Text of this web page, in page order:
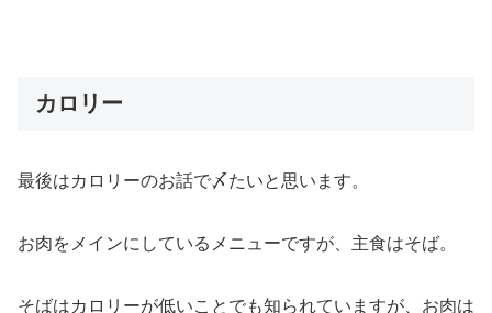
カロリー
最後はカロリーのお話で〆たいと思います。
お肉をメインにしているメニューですが、主食はそば。
そばはカロリーが低いことでも知られていますが、お肉は